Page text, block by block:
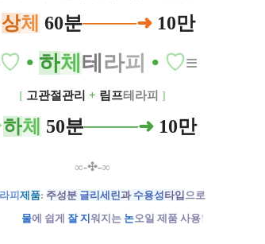
상체 60분────➜ 10만
♡ • 하체 테 라피 • ♡≡
[ 고관절관리 + 림프테라피 ]
하체 50분────➜ 10만
∞-✣-∞
라피 제품: 주성분 글리세린과 수용성타입 으로
물에 쉽게 잘 지 워지는 논오일 제품 사용!